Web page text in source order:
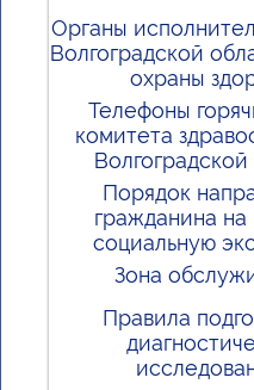
Органы
Волгоградской
охраны
Телефоны
комитета
Порядок
гражданина
социальную
Зона
Правила